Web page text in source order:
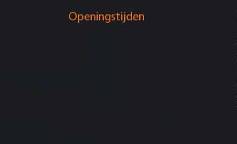
Openingstijden